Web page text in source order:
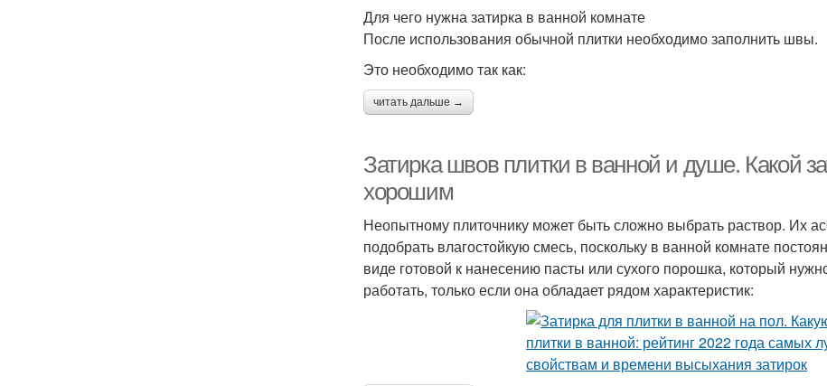
Для чего нужна затирка в ванной комнате
После использования обычной плитки необходимо заполнить швы.
Это необходимо так как:
читать дальше →
Затирка швов плитки в ванной и душе. Какой
хорошим
Неопытному плиточнику может быть сложно выбрать раствор. Их
подобрать влагостойкую смесь, поскольку в ванной комнате
виде готовой к нанесению пасты или сухого порошка, который
работать, только если она обладает рядом характеристик: